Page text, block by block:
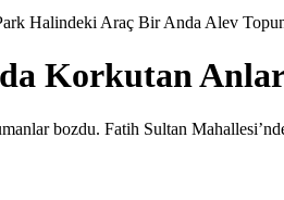
Halindeki Araç Bir Anda Alev
Korkutan
bozdu. Fatih Sultan